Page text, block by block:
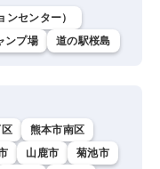
センター）
ンプ場 道の駅桜島
熊本市南区
山鹿市
菊池市